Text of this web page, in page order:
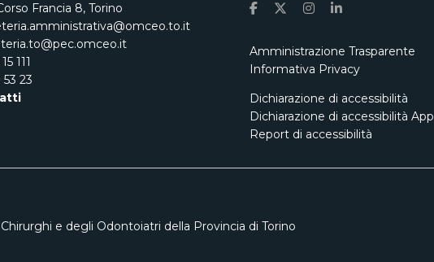
Francia 8, Torino
111
53 23
Amministrazione Trasparente
Informativa Privacy
Dichiarazione di accessibilità
Dichiarazione di accessibilità App
Report di accessibilità
e degli Odontoiatri della Provincia di Torino